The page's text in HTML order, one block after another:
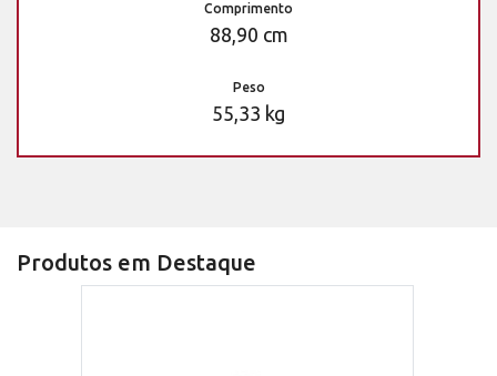
Comprimento
88,90 cm
Peso
55,33 kg
Produtos em Destaque